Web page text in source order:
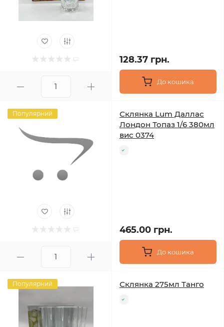
128.37 грн.
До кошика
Популярний
Склянка Lum Даллас
Лондон Топаз 1/6 380мл
вис 0374
465.00 грн.
До кошика
Популярний Склянка 275мл Танго